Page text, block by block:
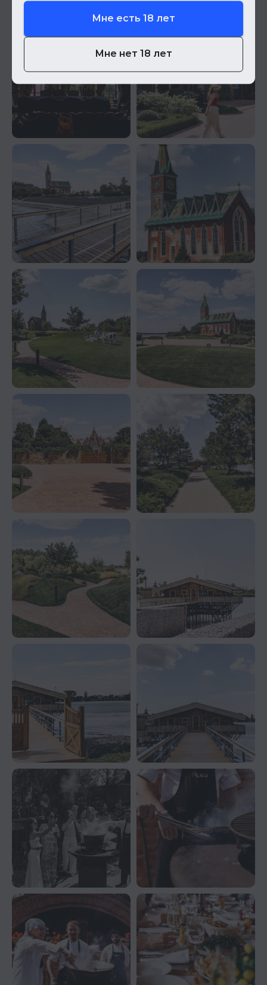
Мне есть 18 лет
Мне нет 18 лет